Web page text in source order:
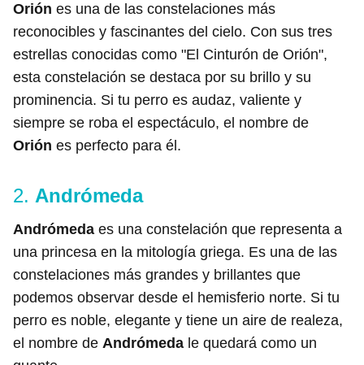
Orión es una de las constelaciones más
reconocibles y fascinantes del cielo. Con sus tres
estrellas conocidas como "El Cinturón de Orión",
esta constelación se destaca por su brillo y su
prominencia. Si tu perro es audaz, valiente y
siempre se roba el espectáculo, el nombre de
Orión es perfecto para él.
2. Andrómeda
Andrómeda es una constelación que representa a
una princesa en la mitología griega. Es una de las
constelaciones más grandes y brillantes que
podemos observar desde el hemisferio norte. Si tu
perro es noble, elegante y tiene un aire de realeza,
el nombre de Andrómeda le quedará como un